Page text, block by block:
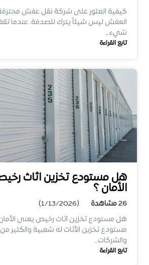
كيفية العثور على شركة نقل عفش
العفش ليس شيئاً يترك للصدفة. عندما
شيء…
تابع القراءة
هل مستودع تخزين اثاث
الأمان ؟
26مشاهدة
(1/13/2026)
هل مستودع تخزين اثاث رخيص يعنى
مستودع تخزين الأثاث له شعبية والكثير
والشركات…
تابع القراءة